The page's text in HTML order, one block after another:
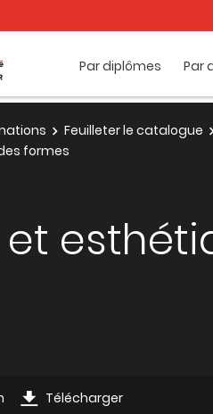
Par diplômes Par
Feuilleter le catalogue
formes
et
Télécharger